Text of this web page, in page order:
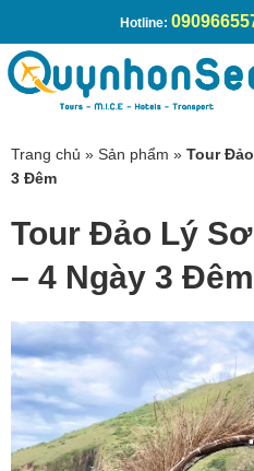
Hotline:
Trang chủ » Sản phẩm » Tour
3 Đêm
Tour Đảo Lý
– 4 Ngày 3 Đêm